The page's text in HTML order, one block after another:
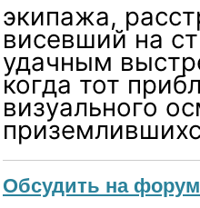
экипажа,
висевший на
удачным
когда тот
визуального
Обсудить на